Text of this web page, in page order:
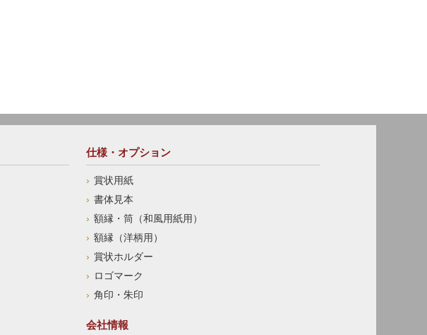
仕様・オプション
賞状用紙
書体見本
額縁・筒（和風用紙用）
額縁（洋柄用）
賞状ホルダー
ロゴマーク
角印・朱印
会社情報